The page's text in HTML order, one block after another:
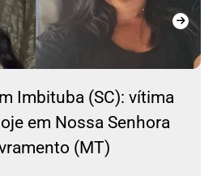
Imbituba (SC): vítima
em Nossa Senhora
(MT)